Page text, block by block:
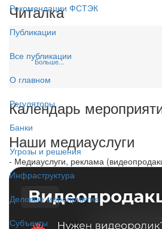
Рекомендации ФСТЭК
Публикации
Все публикации
О главном
Регуляторы
Банки
Угрозы и решения
Инфраструктура
Деловые мероприятия
Субъекты
Читалка
Больше...
Календарь
Наши медиауслуги
- Медиауслуги, реклама